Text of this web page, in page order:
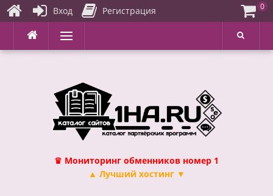
Перейти
содержимому
Меню
♛ Мониторинг обменников номер 1
▲ Лучший хостинг ▼
Вход Регистрация 0